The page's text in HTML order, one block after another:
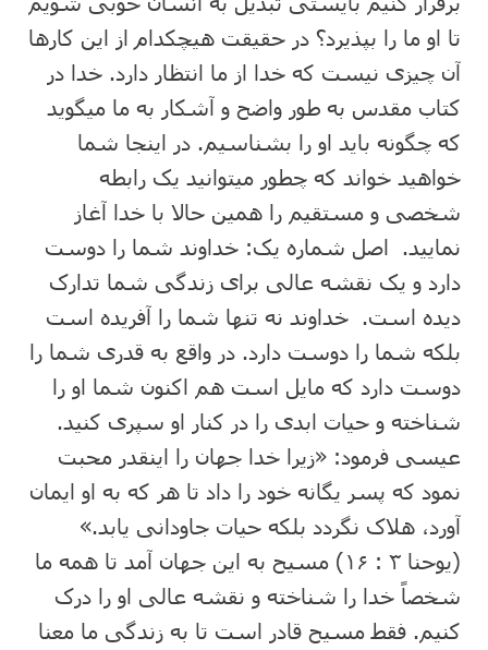
تا او ما را بپذیرد؟ در حقیقت هیچکدام از این کارها
آن چیزی نیست که خدا از ما انتظار دارد. خدا در
کتاب مقدس به طور واضح و آشکار به ما میگوید
که چگونه باید او را بشناسیم. در اینجا شما
خواهید خواند که چطور میتوانید یک رابطه
شخصی و مستقیم را همین حالا با خدا آغاز
نمایید. اصل شماره یک: خداوند شما را دوست
دارد و یک نقشه عالی برای زندگی شما تدارک
دیده است. خداوند نه تنها شما را آفریده است
بلکه شما را دوست دارد. در واقع به قدری شما را
دوست دارد که مایل است هم اکنون شما او را
شناخته و حیات ابدی را در کنار او سپری کنید.
عیسی فرمود: «زیرا خدا جهان را اینقدر محبت
نمود که پسر یگانه خود را داد تا هر که به او ایمان
آورد، هلاک نگردد بلکه حیات جاودانی یابد.»
(یوحنا ۳ : ۱۶) مسیح به این جهان آمد تا همه ما
شخصاً خدا را شناخته و نقشه عالی او را درک
کنیم. فقط مسیح قادر است تا به زندگی ما معنا